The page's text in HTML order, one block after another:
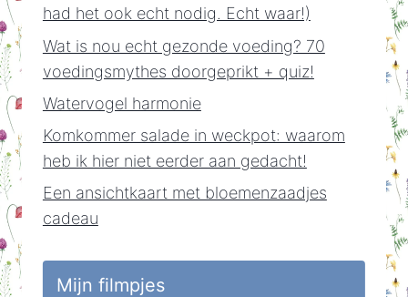
had het ook echt nodig. Echt waar!)
Wat is nou echt gezonde voeding? 70
voedingsmythes doorgeprikt + quiz!
Watervogel harmonie
Komkommer salade in weckpot: waarom
heb ik hier niet eerder aan gedacht!
Een ansichtkaart met bloemenzaadjes
cadeau
Mijn filmpjes